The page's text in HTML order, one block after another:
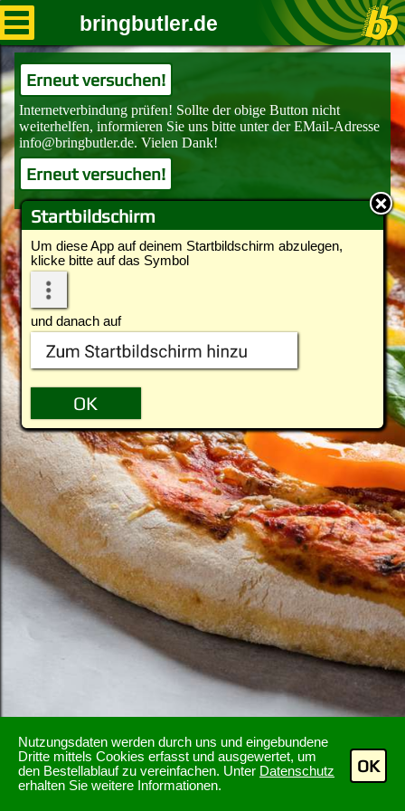
Nutzungsdaten werden durch uns und eingebundene
Dritte mittels Cookies erfasst und ausgewertet, um
den Bestellablauf zu vereinfachen. Unter Datenschutz
erhalten Sie weitere Informationen.
OK
Startbildschirm
Um diese App auf deinem Startbildschirm abzulegen,
klicke bitte auf das Symbol
und danach auf
bringbutler.de
Erneut versuchen!
Erneut versuchen!